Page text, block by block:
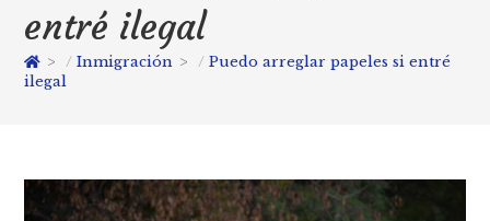
entré ilegal
> Inmigración >
Puedo arreglar papeles si entré
ilegal